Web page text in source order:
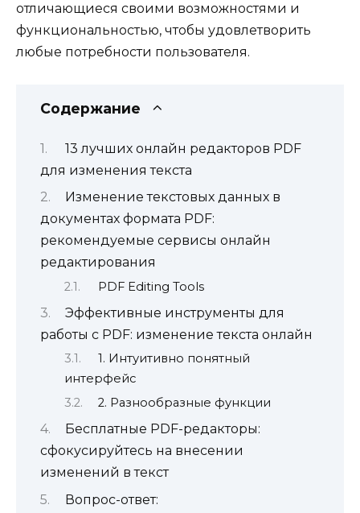
отличающиеся своими возможностями и
функциональностью, чтобы удовлетворить
любые потребности пользователя.
Содержание
13 лучших онлайн редакторов PDF
для изменения текста
Изменение текстовых данных в
документах формата PDF:
рекомендуемые сервисы онлайн
редактирования
PDF Editing Tools
Эффективные инструменты для
работы с PDF: изменение текста онлайн
1. Интуитивно понятный
интерфейс
2. Разнообразные функции
Бесплатные PDF-редакторы:
сфокусируйтесь на внесении
изменений в текст
Вопрос-ответ: